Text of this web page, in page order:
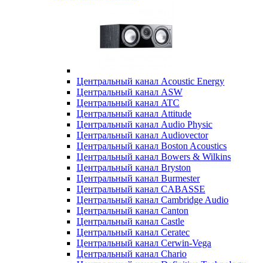
Центральный канал Acoustic Energy
Центральный канал ASW
Центральный канал ATC
Центральный канал Attitude
Центральный канал Audio Physic
Центральный канал Audiovector
Центральный канал Boston Acoustics
Центральный канал Bowers & Wilkins
Центральный канал Bryston
Центральный канал Burmester
Центральный канал CABASSE
Центральный канал Cambridge Audio
Центральный канал Canton
Центральный канал Castle
Центральный канал Ceratec
Центральный канал Cerwin-Vega
Центральный канал Chario